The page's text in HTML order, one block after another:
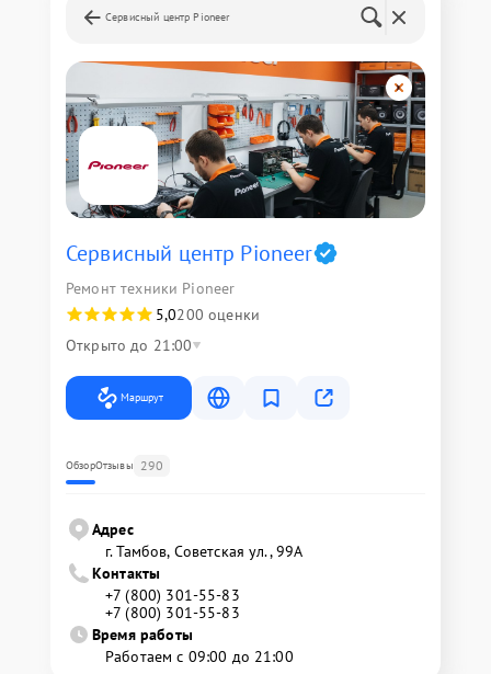
Сервисный центр Pioneer
Сервисный центр Pioneer
Ремонт техники Pioneer
5,0200 оценки
Открыто до 21:00
Маршрут
ОбзорОтзывы 290
Адрес
г. Тамбов, Советская ул., 99А
Контакты
+7 (800) 301-55-83
+7 (800) 301-55-83
Время работы
Работаем с 09:00 до 21:00